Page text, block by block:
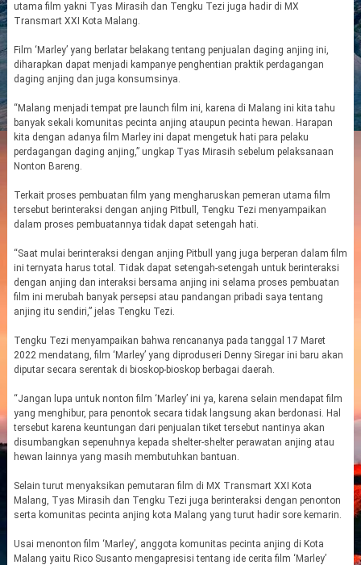
utama film yakni Tyas Mirasih dan Tengku Tezi juga hadir di MX
Transmart XXI Kota Malang.
Film ‘Marley’ yang berlatar belakang tentang penjualan daging anjing ini,
diharapkan dapat menjadi kampanye penghentian praktik perdagangan
daging anjing dan juga konsumsinya.
“Malang menjadi tempat pre launch film ini, karena di Malang ini kita tahu
banyak sekali komunitas pecinta anjing ataupun pecinta hewan. Harapan
kita dengan adanya film Marley ini dapat mengetuk hati para pelaku
perdagangan daging anjing,” ungkap Tyas Mirasih sebelum pelaksanaan
Nonton Bareng.
Terkait proses pembuatan film yang mengharuskan pemeran utama film
tersebut berinteraksi dengan anjing Pitbull, Tengku Tezi menyampaikan
dalam proses pembuatannya tidak dapat setengah hati.
“Saat mulai berinteraksi dengan anjing Pitbull yang juga berperan dalam film
ini ternyata harus total. Tidak dapat setengah-setengah untuk berinteraksi
dengan anjing dan interaksi bersama anjing ini selama proses pembuatan
film ini merubah banyak persepsi atau pandangan pribadi saya tentang
anjing itu sendiri,” jelas Tengku Tezi.
Tengku Tezi menyampaikan bahwa rencananya pada tanggal 17 Maret
2022 mendatang, film ‘Marley’ yang diproduseri Denny Siregar ini baru akan
diputar secara serentak di bioskop-bioskop berbagai daerah.
“Jangan lupa untuk nonton film ‘Marley’ ini ya, karena selain mendapat film
yang menghibur, para penontok secara tidak langsung akan berdonasi. Hal
tersebut karena keuntungan dari penjualan tiket tersebut nantinya akan
disumbangkan sepenuhnya kepada shelter-shelter perawatan anjing atau
hewan lainnya yang masih membutuhkan bantuan.
Selain turut menyaksikan pemutaran film di MX Transmart XXI Kota
Malang, Tyas Mirasih dan Tengku Tezi juga berinteraksi dengan penonton
serta komunitas pecinta anjing kota Malang yang turut hadir sore kemarin.
Usai menonton film ‘Marley’, anggota komunitas pecinta anjing di Kota
Malang yaitu Rico Susanto mengapresisi tentang ide cerita film ‘Marley’